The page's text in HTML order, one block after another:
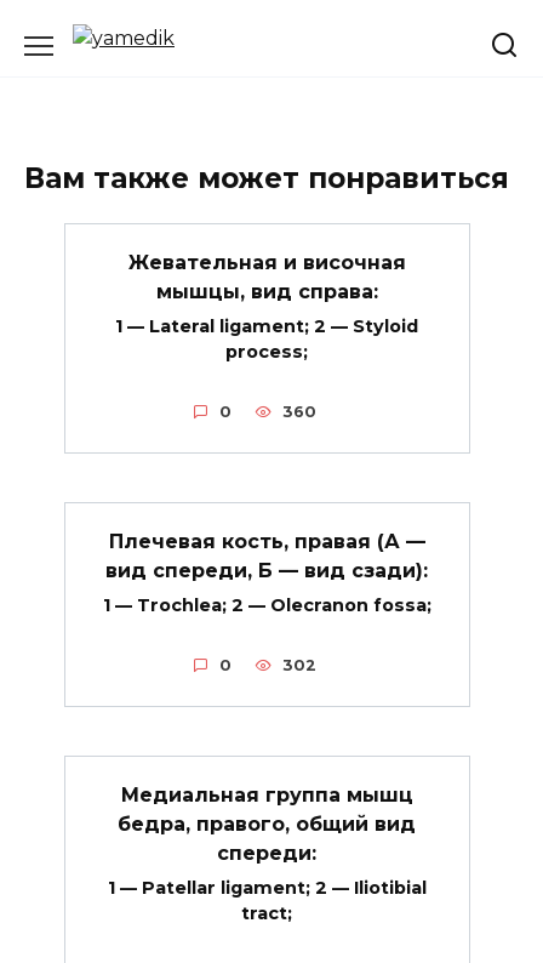
Вам также может понравиться
Жевательная и височная
мышцы, вид справа:
1 — Lateral ligament; 2 — Styloid
process;
0 360
Плечевая кость, правая (А —
вид спереди, Б — вид сзади):
1 — Trochlea; 2 — Olecranon fossa;
0 302
Медиальная группа мышц
бедра, правого, общий вид
спереди:
1 — Patellar ligament; 2 — Iliotibial
tract;